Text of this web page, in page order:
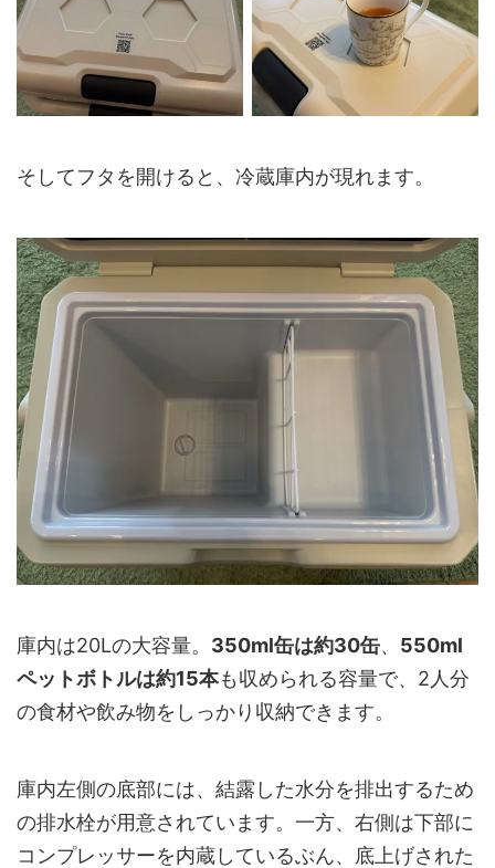
そしてフタを開けると、冷蔵庫内が現れます。
庫内は20Lの大容量。 350ml缶は約30缶、 550ml
ペットボトルは約15本も収められる容量で、2人分
の食材や飲み物をしっかり収納できます。
庫内左側の底部には、結露した水分を排出するため
の排水栓が用意されています。一方、右側は下部に
コンプレッサーを内蔵しているぶん、底上げされた